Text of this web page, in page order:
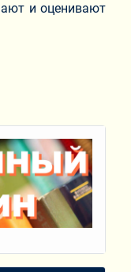
и оценивают